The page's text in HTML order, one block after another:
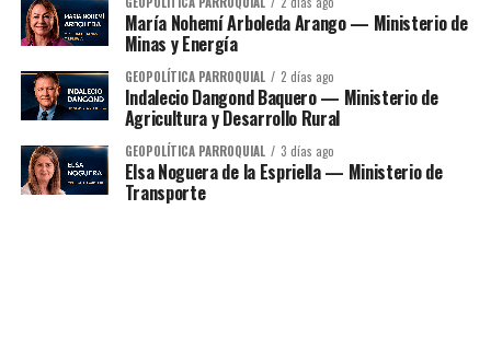
María Nohemí Arboleda Arango — Ministerio de
Minas y Energía
GEOPOLÍTICA PARROQUIAL 2 días ago
Indalecio Dangond Baquero — Ministerio de
Agricultura y Desarrollo Rural
GEOPOLÍTICA PARROQUIAL 3 días ago
Elsa Noguera de la Espriella — Ministerio de
Transporte